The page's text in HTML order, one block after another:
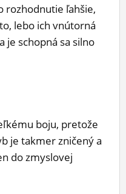
rozhodnutie ľahšie,
lebo ich vnútorná
je schopná sa silno
boju, pretože
je takmer zničený a
do zmyslovej